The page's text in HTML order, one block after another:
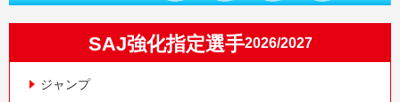
SAJ強化指定選手2026/2027
ジャンプ